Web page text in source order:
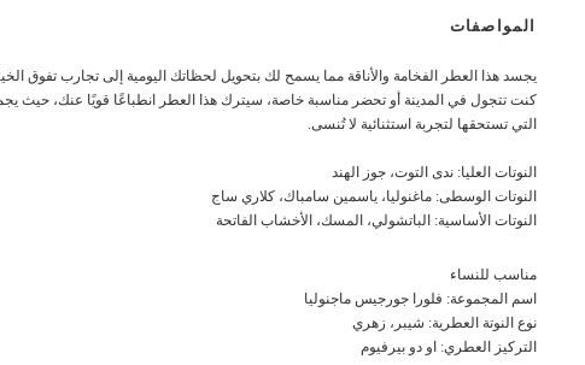
المواصفات
يجسد هذا العطر الفخامة والأناقة مما يسمح لك بتحويل لحظاتك اليومية إلى تجارب تفوق
كنت تتجول في المدينة أو تحضر مناسبة خاصة، سيترك هذا العطر انطباعًا قويًا عنك، حيث
التي تستحقها لتجربة استثنائية لا تُنسى.
النوتات العليا: ندى التوت، جوز الهند
النوتات الوسطى: ماغنوليا، ياسمين سامباك، كلاري ساج
النوتات الأساسية: الباتشولي، المسك، الأخشاب الفاتحة
مناسب للنساء
اسم المجموعة: فلورا جورجيس ماجنوليا
نوع النوتة العطرية: شيبر، زهري
التركيز العطري: او دو بيرفيوم